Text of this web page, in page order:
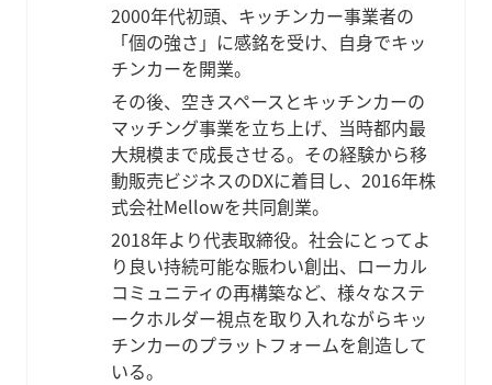
2000年代初頭、キッチンカー事業者の
「個の強さ」に感銘を受け、自身でキッ
チンカーを開業。
その後、空きスペースとキッチンカーの
マッチング事業を立ち上げ、当時都内最
大規模まで成長させる。その経験から移
動販売ビジネスのDXに着目し、2016年株
式会社Mellowを共同創業。
2018年より代表取締役。社会にとってよ
り良い持続可能な賑わい創出、ローカル
コミュニティの再構築など、様々なステ
ークホルダー視点を取り入れながらキッ
チンカーのプラットフォームを創造して
いる。